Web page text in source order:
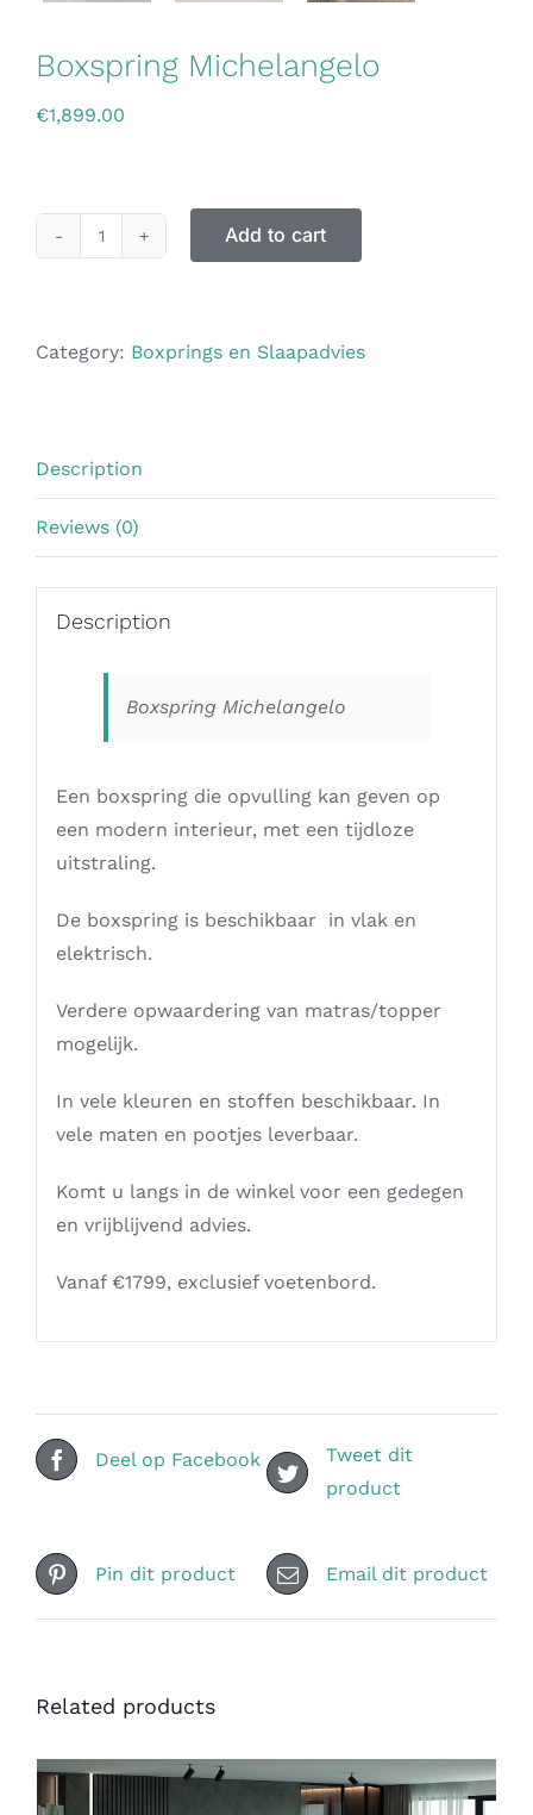
Boxspring Michelangelo
€1,899.00
Add to cart
Category: Boxprings en Slaapadvies
Description
Reviews (0)
Description
Boxspring Michelangelo
Een boxspring die opvulling kan geven op
een modern interieur, met een tijdloze
uitstraling.
De boxspring is beschikbaar in vlak en
elektrisch.
Verdere opwaardering van matras/topper
mogelijk.
In vele kleuren en stoffen beschikbaar. In
vele maten en pootjes leverbaar.
Komt u langs in de winkel voor een gedegen
en vrijblijvend advies.
Vanaf €1799, exclusief voetenbord.
Deel op Facebook
Tweet dit
product
Pin dit product Email dit product
Related products